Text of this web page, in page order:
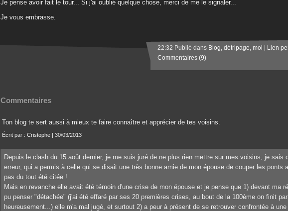
Je pense avoir fait le tour... Si j'ai oublié quelque chose, merci de me le signaler...
Je vous embrasse.
22:32 Publié dans Blog, détripage, moi Lien
Commentaires (9)
Commentaires
Ton blog te sert aussi à mieux te faire connaître et apprécier de tes voisins.
Écrit par : Cristophe | 30/03/2013
Depuis le clash du 15 août dernier, je me suis juré de ne plus rien mettre sur mes voisins, je sais
erreur, qui a permis à celle qui se disait une très bonne amie de mon épouse de couper les ponts
pas du tout été citée !
Mais en revanche elle avait été témoin d'une crise de mon épouse et je pense que 1) devant ma
pu penser "détachée" (j'ai été effaré par ses 20 premières crises, au bout de la 100ème on finit
heureusement...) elle m'a mal jugé, et surtout 2) a peur à présent de se retrouver confrontée à